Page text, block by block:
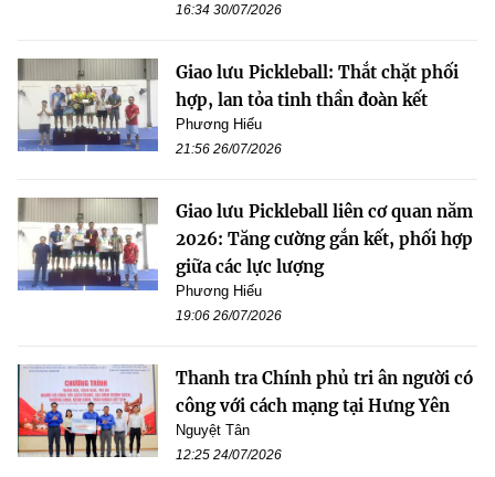
16:34 30/07/2026
Giao lưu Pickleball: Thắt chặt phối
hợp, lan tỏa tinh thần đoàn kết
Phương Hiếu
21:56 26/07/2026
Giao lưu Pickleball liên cơ quan năm
2026: Tăng cường gắn kết, phối hợp
giữa các lực lượng
Phương Hiếu
19:06 26/07/2026
Thanh tra Chính phủ tri ân người có
công với cách mạng tại Hưng Yên
Nguyệt Tân
12:25 24/07/2026